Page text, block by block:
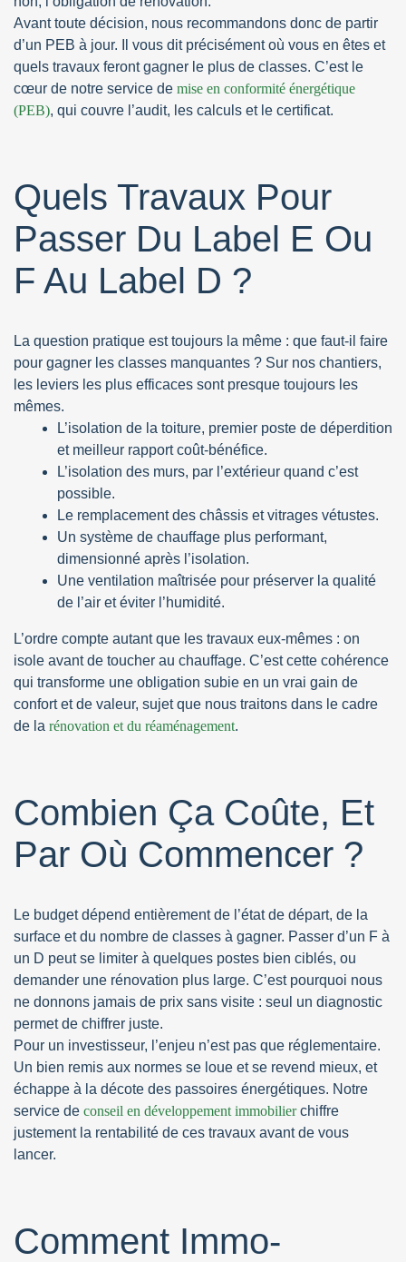
Avant toute décision, nous recommandons donc de partir
d’un PEB à jour. Il vous dit précisément où vous en êtes et
quels travaux feront gagner le plus de classes. C’est le
cœur de notre service de mise en conformité énergétique
(PEB), qui couvre l’audit, les calculs et le certificat.
Quels Travaux Pour
Passer Du Label E Ou
F Au Label D ?
La question pratique est toujours la même : que faut-il faire
pour gagner les classes manquantes ? Sur nos chantiers,
les leviers les plus efficaces sont presque toujours les
mêmes.
L’isolation de la toiture, premier poste de déperdition
et meilleur rapport coût-bénéfice.
L’isolation des murs, par l’extérieur quand c’est
possible.
Le remplacement des châssis et vitrages vétustes.
Un système de chauffage plus performant,
dimensionné après l’isolation.
Une ventilation maîtrisée pour préserver la qualité
de l’air et éviter l’humidité.
L’ordre compte autant que les travaux eux-mêmes : on
isole avant de toucher au chauffage. C’est cette cohérence
qui transforme une obligation subie en un vrai gain de
confort et de valeur, sujet que nous traitons dans le cadre
de la rénovation et du réaménagement.
Combien Ça Coûte, Et
Par Où Commencer ?
Le budget dépend entièrement de l’état de départ, de la
surface et du nombre de classes à gagner. Passer d’un F à
un D peut se limiter à quelques postes bien ciblés, ou
demander une rénovation plus large. C’est pourquoi nous
ne donnons jamais de prix sans visite : seul un diagnostic
permet de chiffrer juste.
Pour un investisseur, l’enjeu n’est pas que réglementaire.
Un bien remis aux normes se loue et se revend mieux, et
échappe à la décote des passoires énergétiques. Notre
service de conseil en développement immobilierchiffre
justement la rentabilité de ces travaux avant de vous
lancer.
Comment Immo-